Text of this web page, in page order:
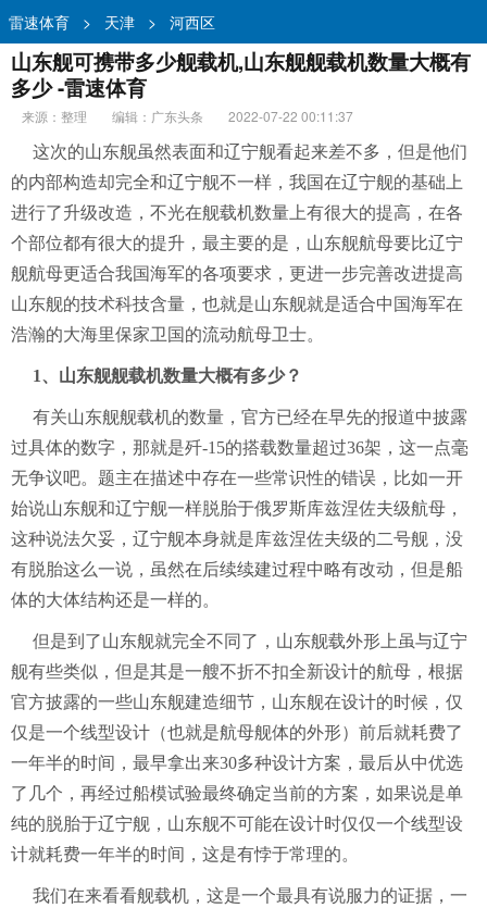
雷速体育 > 天津 > 河西区
山东舰可携带多少舰载机,山东舰舰载机数量大概有
多少 -雷速体育
来源：整理 编辑：广东头条
2022-07-22 00:11:37
这次的山东舰虽然表面和辽宁舰看起来差不多，但是他们
的内部构造却完全和辽宁舰不一样，我国在辽宁舰的基础上
进行了升级改造，不光在舰载机数量上有很大的提高，在各
个部位都有很大的提升，最主要的是，山东舰航母要比辽宁
舰航母更适合我国海军的各项要求，更进一步完善改进提高
山东舰的技术科技含量，也就是山东舰就是适合中国海军在
浩瀚的大海里保家卫国的流动航母卫士。
1、山东舰舰载机数量大概有多少？
有关山东舰舰载机的数量，官方已经在早先的报道中披露
过具体的数字，那就是歼-15的搭载数量超过36架，这一点毫
无争议吧。题主在描述中存在一些常识性的错误，比如一开
始说山东舰和辽宁舰一样脱胎于俄罗斯库兹涅佐夫级航母，
这种说法欠妥，辽宁舰本身就是库兹涅佐夫级的二号舰，没
有脱胎这么一说，虽然在后续续建过程中略有改动，但是船
体的大体结构还是一样的。
但是到了山东舰就完全不同了，山东舰载外形上虽与辽宁
舰有些类似，但是其是一艘不折不扣全新设计的航母，根据
官方披露的一些山东舰建造细节，山东舰在设计的时候，仅
仅是一个线型设计（也就是航母舰体的外形）前后就耗费了
一年半的时间，最早拿出来30多种设计方案，最后从中优选
了几个，再经过船模试验最终确定当前的方案，如果说是单
纯的脱胎于辽宁舰，山东舰不可能在设计时仅仅一个线型设
计就耗费一年半的时间，这是有悖于常理的。
我们在来看看舰载机，这是一个最具有说服力的证据，一